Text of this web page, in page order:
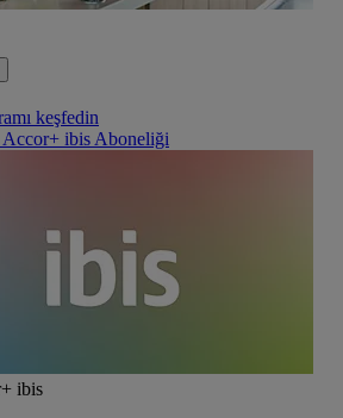
keşfedin
ibis Aboneliği
ibis